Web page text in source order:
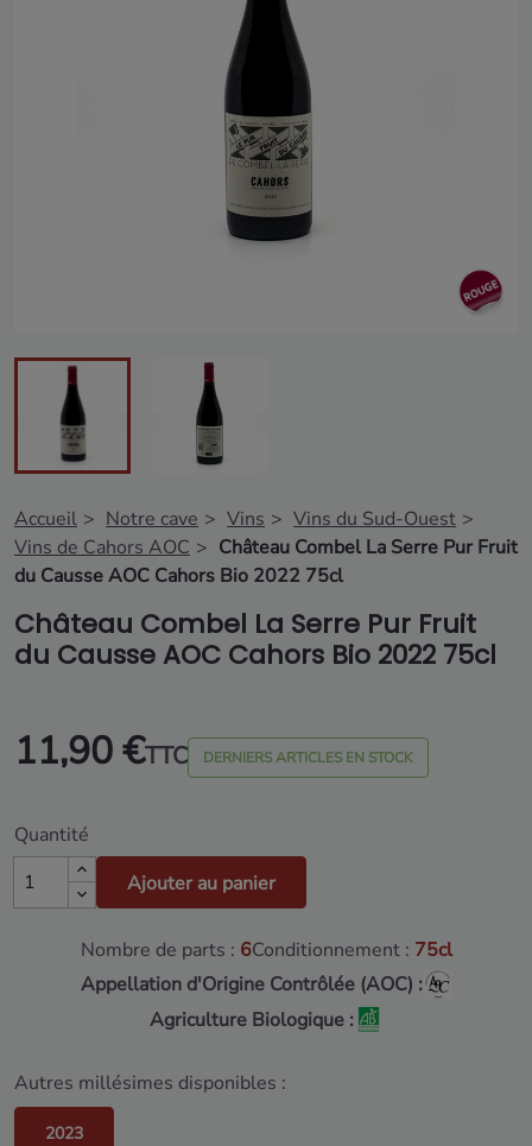
Accueil Notre cave Vins
Vins du Sud-Ouest
Vins de Cahors AOC
Château Combel La Serre Pur Fruit
du Causse AOC Cahors Bio 2022 75cl
Château Combel La Serre Pur Fruit
du Causse AOC Cahors Bio 2022 75cl
11,90 €TTC DERNIERS ARTICLES EN STOCK
Quantité
Ajouter au panier
Nombre de parts : 6Conditionnement : 75cl
Appellation d'Origine Contrôlée (AOC) :
Agriculture Biologique :
Autres millésimes disponibles :
2023